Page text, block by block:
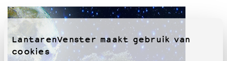
LantarenVenster maakt gebruik van
cookies